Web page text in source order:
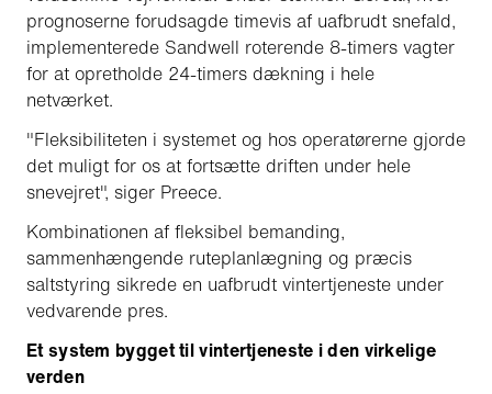
prognoserne forudsagde timevis af uafbrudt snefald,
implementerede Sandwell roterende 8-timers vagter
for at opretholde 24-timers dækning i hele
netværket.
"Fleksibiliteten i systemet og hos operatørerne gjorde
det muligt for os at fortsætte driften under hele
snevejret", siger Preece.
Kombinationen af fleksibel bemanding,
sammenhængende ruteplanlægning og præcis
saltstyring sikrede en uafbrudt vintertjeneste under
vedvarende pres.
Et system bygget til vintertjeneste i den virkelige
verden